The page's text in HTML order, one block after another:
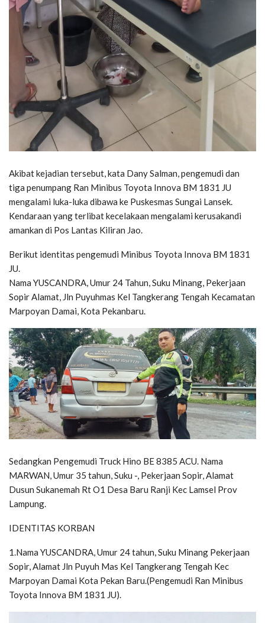
Akibat kejadian tersebut, kata Dany Salman, pengemudi dan
tiga penumpang Ran Minibus Toyota Innova BM 1831 JU
mengalami luka-luka dibawa ke Puskesmas Sungai Lansek.
Kendaraan yang terlibat kecelakaan mengalami kerusakandi
amankan di Pos Lantas Kiliran Jao.
Berikut identitas pengemudi Minibus Toyota Innova BM 1831
JU.
Nama YUSCANDRA, Umur 24 Tahun, Suku Minang, Pekerjaan
Sopir Alamat, Jln Puyuhmas Kel Tangkerang Tengah Kecamatan
Marpoyan Damai, Kota Pekanbaru.
Sedangkan Pengemudi Truck Hino BE 8385 ACU. Nama
MARWAN, Umur 35 tahun, Suku -, Pekerjaan Sopir, Alamat
Dusun Sukanemah Rt O1 Desa Baru Ranji Kec Lamsel Prov
Lampung.
IDENTITAS KORBAN
1.Nama YUSCANDRA, Umur 24 tahun, Suku Minang Pekerjaan
Sopir, Alamat Jln Puyuh Mas Kel Tangkerang Tengah Kec
Marpoyan Damai Kota Pekan Baru.(Pengemudi Ran Minibus
Toyota Innova BM 1831 JU).